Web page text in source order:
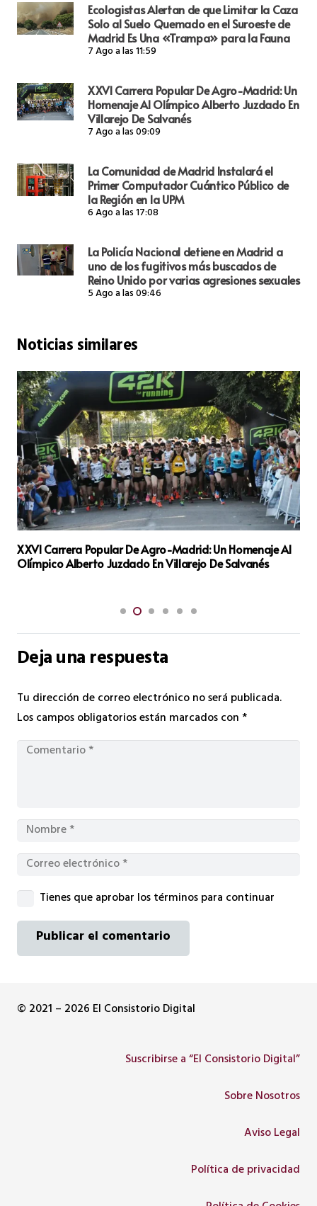
Ecologistas Alertan de que Limitar la Caza
Solo al Suelo Quemado en el Suroeste de
Madrid Es Una «Trampa» para la Fauna
7 Ago a las 11:59
XXVI Carrera Popular De Agro-Madrid: Un
Homenaje Al Olímpico Alberto Juzdado En
Villarejo De Salvanés
7 Ago a las 09:09
La Comunidad de Madrid Instalará el
Primer Computador Cuántico Público de
la Región en la UPM
6 Ago a las 17:08
La Policía Nacional detiene en Madrid a
uno de los fugitivos más buscados de
Reino Unido por varias agresiones sexuales
5 Ago a las 09:46
Noticias similares
La Comunidad de Madrid Instalará el Primer
Computador Cuántico Público de la Región en la UPM
Deja una respuesta
Tu dirección de correo electrónico no será publicada.
Los campos obligatorios están marcados con*
Tienes que aprobar los términos para continuar
Publicar el comentario
© 2021 – 2026 El Consistorio Digital
Suscribirse a “El Consistorio Digital”
Sobre Nosotros
Aviso Legal
Política de privacidad